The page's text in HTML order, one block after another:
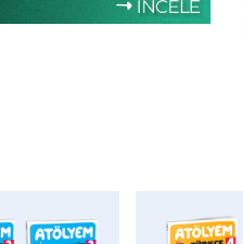
AddToWishlist